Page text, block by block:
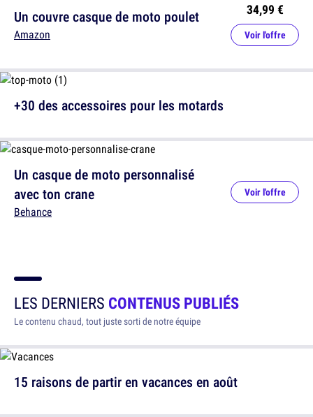
Un couvre casque de moto poulet
Amazon
34,99 €
Voir l'offre
Un casque de moto personnalisé
avec ton crane
Behance
Voir l'offre
+30 des accessoires pour les motards
LES DERNIERS CONTENUS PUBLIÉS
Le contenu chaud, tout juste sorti de notre équipe
15 raisons de partir en vacances en août